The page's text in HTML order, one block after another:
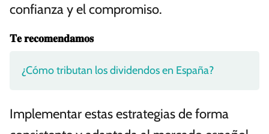
confianza y el compromiso.
𝐓𝐞 𝐫𝐞𝐜𝐨𝐦𝐞𝐧𝐝𝐚𝐦𝐨𝐬
¿Cómo tributan los dividendos en España?
Implementar estas estrategias de forma